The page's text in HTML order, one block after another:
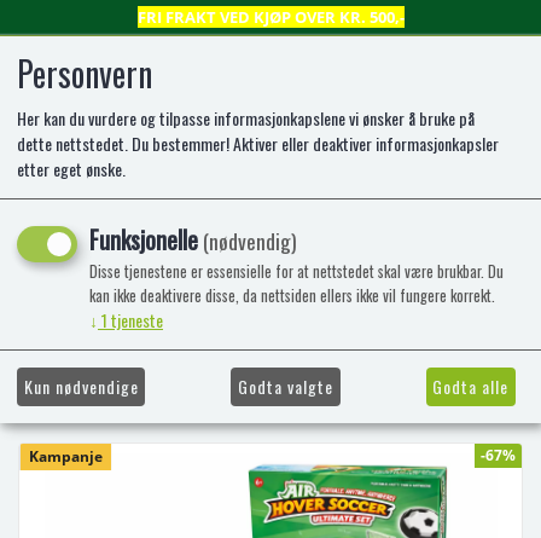
FRI FRAKT VED KJØP OVER KR. 500,-
0
ALLE LEKER -50%
Viser 56 produkter
Kampanje -67%
Personvern
Her kan du vurdere og tilpasse informasjonkapslene vi ønsker å bruke på
dette nettstedet. Du bestemmer! Aktiver eller deaktiver informasjonkapsler
etter eget ønske.
Funksjonelle(nødvendig)
Disse tjenestene er essensielle for at nettstedet skal være brukbar. Du
kan ikke deaktivere disse, da nettsiden ellers ikke vil fungere korrekt.
↓ 1tjeneste
Kun nødvendige Godta valgte Godta alle